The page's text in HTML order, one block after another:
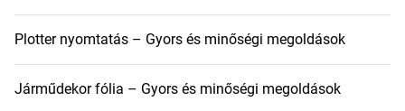
Plotter nyomtatás – Gyors és minőségi megoldások
Járműdekor fólia – Gyors és minőségi megoldások